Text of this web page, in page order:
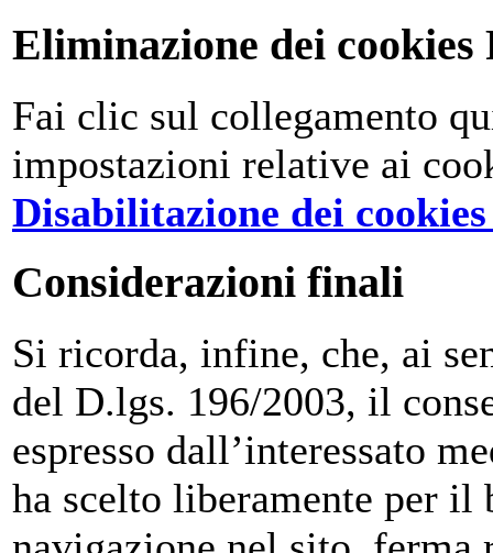
Eliminazione dei cookies
Fai clic sul collegamento
impostazioni relative ai
Disabilitazione dei
Considerazioni finali
Si ricorda, infine, che, ai
del D.lgs. 196/2003, il
espresso dall’interessato
ha scelto liberamente per